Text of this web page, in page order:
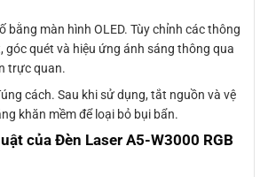
bằng màn hình OLED. Tùy chỉnh các thông
góc quét và hiệu ứng ánh sáng thông qua
trực quan.
cách. Sau khi sử dụng, tắt nguồn và vệ
khăn mềm để loại bỏ bụi bẩn.
của Đèn Laser A5-W3000 RGB